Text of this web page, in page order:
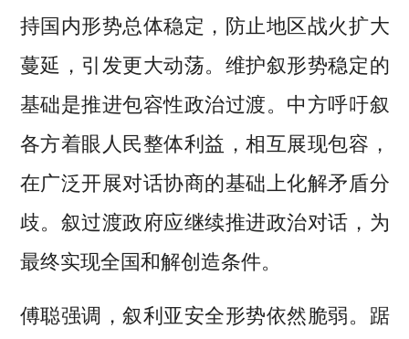
持国内形势总体稳定，防止地区战火扩大
蔓延，引发更大动荡。维护叙形势稳定的
基础是推进包容性政治过渡。中方呼吁叙
各方着眼人民整体利益，相互展现包容，
在广泛开展对话协商的基础上化解矛盾分
歧。叙过渡政府应继续推进政治对话，为
最终实现全国和解创造条件。
傅聪强调，叙利亚安全形势依然脆弱。踞